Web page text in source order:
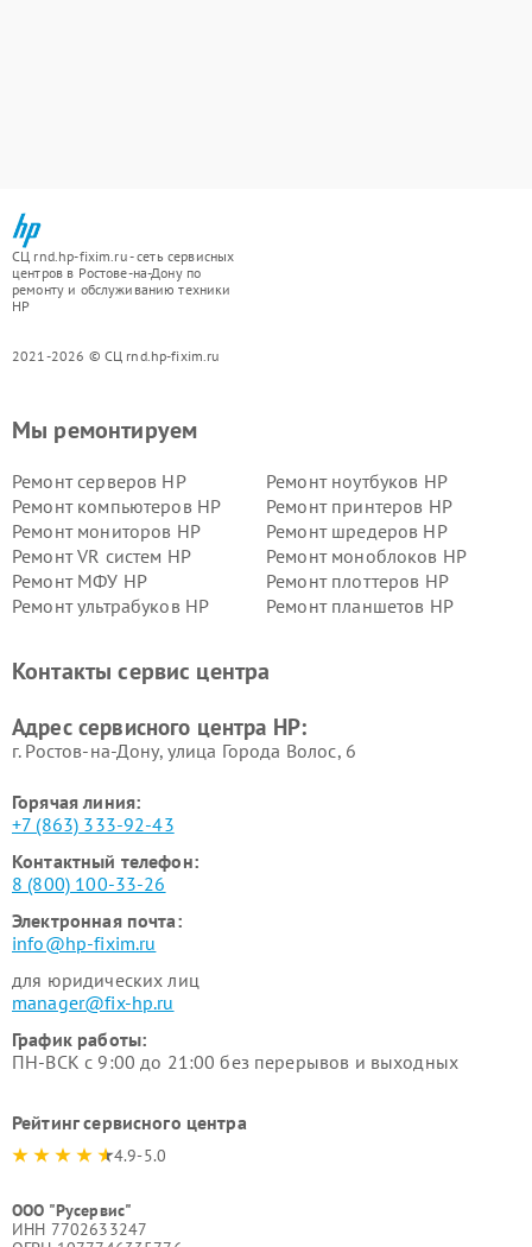
СЦ rnd.hp-fixim.ru - сеть сервисных
центров в Ростове-на-Дону по
ремонту и обслуживанию техники
HP
2021-2026 © СЦ rnd.hp-fixim.ru
Мы ремонтируем
Ремонт серверов HP
Ремонт ноутбуков HP
Ремонт компьютеров HP
Ремонт принтеров HP
Ремонт мониторов HP
Ремонт шредеров HP
Ремонт VR систем HP
Ремонт моноблоков HP
Ремонт МФУ HP
Ремонт плоттеров HP
Ремонт ультрабуков HP
Ремонт планшетов HP
Контакты сервис центра
Адрес сервисного центра HP:
г. Ростов-на-Дону, улица Города Волос, 6
Горячая линия:
+7 (863) 333-92-43
Контактный телефон:
8 (800) 100-33-26
Электронная почта:
info@hp-fixim.ru
для юридических лиц
manager@fix-hp.ru
График работы:
ПН-ВСК с 9:00 до 21:00 без перерывов и выходных
Рейтинг сервисного центра
4.9-5.0
ООО "Русервис"
ИНН 7702633247